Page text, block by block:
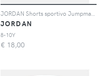
JORDAN
8-10Y
€ 18,00